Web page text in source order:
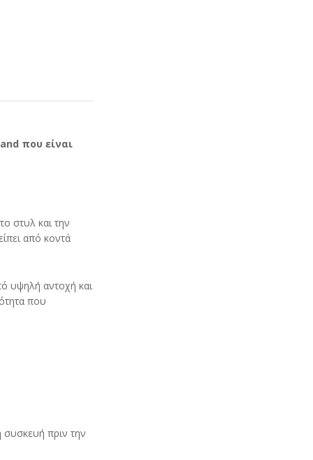
που είναι
στυλ και την
από κοντά
υψηλή αντοχή και
που
συσκευή πριν την